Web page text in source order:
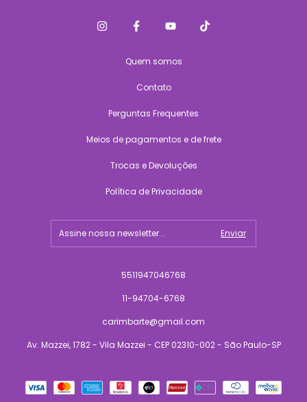
Quem somos
Contato
Perguntas Frequentes
Meios de pagamentos e de frete
Trocas e Devoluções
Política de Privacidade
5511947046768
11-94704-6768
carimbarte@gmail.com
Av. Mazzei, 1782 - Vila Mazzei - CEP 02310-002 - São Paulo-SP